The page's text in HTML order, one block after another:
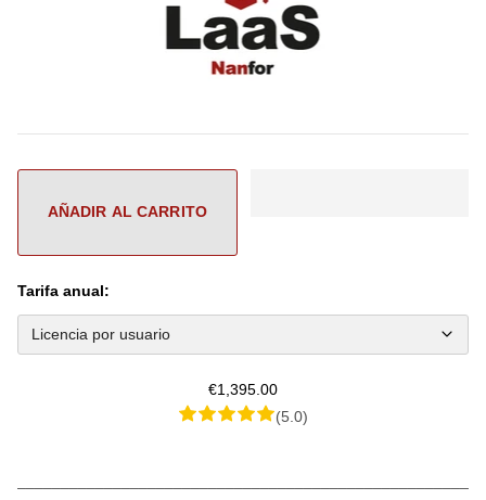
Tarifa anual:
€1,395.00
(5.0)